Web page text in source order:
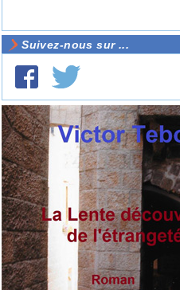
Suivez-nous sur ...